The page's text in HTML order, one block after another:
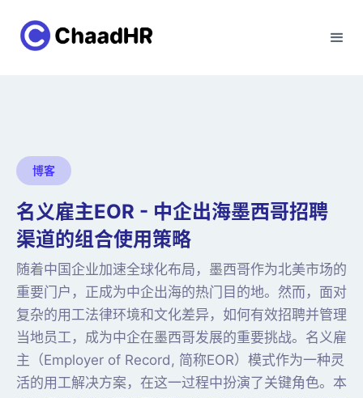
博客
名义雇主EOR - 中企出海墨西哥招聘
渠道的组合使用策略
随着中国企业加速全球化布局，墨西哥作为北美市场的
重要门户，正成为中企出海的热门目的地。然而，面对
复杂的用工法律环境和文化差异，如何有效招聘并管理
当地员工，成为中企在墨西哥发展的重要挑战。名义雇
主（Employer of Record, 简称EOR）模式作为一种灵
活的用工解决方案，在这一过程中扮演了关键角色。本